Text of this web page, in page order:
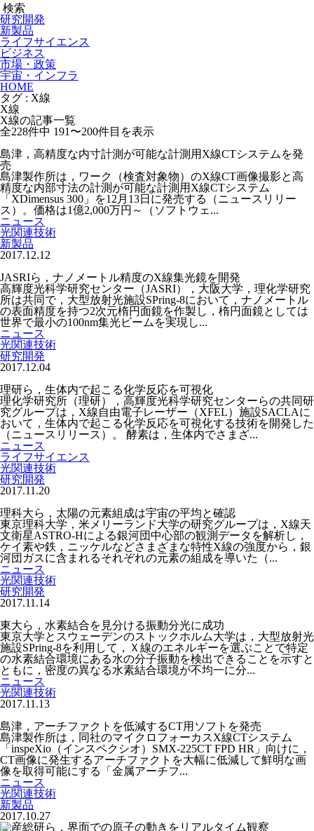
検索
研究開発
新製品
ライフサイエンス
ビジネス
市場・政策
宇宙・インフラ
HOME
タグ : X線
X線
X線の記事一覧
全228件中 191〜200件目を表示
島津，高精度な内寸計測が可能な計測用X線CTシステムを発
売
島津製作所は，ワーク（検査対象物）のX線CT画像撮影と高
精度な内部寸法の計測が可能な計測用X線CTシステム
「XDimensus 300」を12月13日に発売する（ニュースリリー
ス）。価格は1億2,000万円～（ソフトウェ...
ニュース
光関連技術
新製品
2017.12.12
JASRIら，ナノメートル精度のX線集光鏡を開発
高輝度光科学研究センター（JASRI），大阪大学，理化学研究
所は共同で，大型放射光施設SPring-8において，ナノメートル
の表面精度を持つ2次元楕円面鏡を作製し，楕円面鏡としては
世界で最小の100nm集光ビームを実現し...
ニュース
光関連技術
研究開発
2017.12.04
理研ら，生体内で起こる化学反応を可視化
理化学研究所（理研），高輝度光科学研究センターらの共同研
究グループは，X線自由電子レーザー（XFEL）施設SACLAに
おいて，生体内で起こる化学反応を可視化する技術を開発した
（ニュースリリース）。 酵素は，生体内でさまざ...
ニュース
ライフサイエンス
光関連技術
研究開発
2017.11.20
理科大ら，太陽の元素組成は宇宙の平均と確認
東京理科大学，米メリーランド大学の研究グループは，X線天
文衛星ASTRO-Hによる銀河団中心部の観測データを解析し，
ケイ素や鉄，ニッケルなどさまざまな特性X線の強度から，銀
河団ガスに含まれるそれぞれの元素の組成を導いた（...
ニュース
光関連技術
研究開発
2017.11.14
東大ら，水素結合を見分ける振動分光に成功
東京大学とスウェーデンのストックホルム大学は，大型放射光
施設SPring-8を利用して，Ｘ線のエネルギーを選ぶことで特定
の水素結合環境にある水の分子振動を検出できることを示すと
ともに，密度の異なる水素結合環境が不均一に分...
ニュース
光関連技術
2017.11.13
島津，アーチファクトを低減するCT用ソフトを発売
島津製作所は，同社のマイクロフォーカスX線CTシステム
「inspeXio（インスペクシオ）SMX-225CT FPD HR」向けに，
CT画像に発生するアーチファクトを大幅に低減して鮮明な画
像を取得可能にする「金属アーチフ...
ニュース
光関連技術
新製品
2017.10.27